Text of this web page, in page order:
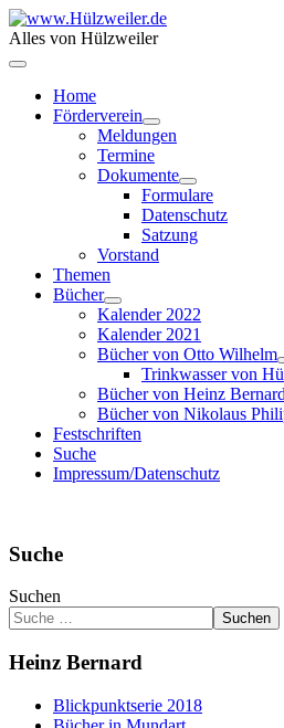
Alles von Hülzweiler
Home
Förderverein
Meldungen
Termine
Dokumente
Formulare
Datenschutz
Satzung
Vorstand
Themen
Bücher
Kalender 2022
Kalender 2021
Bücher von Otto Wilhelm
Trinkwasser von
Bücher von Heinz Bernard
Bücher von Nikolaus
Festschriften
Suche
Impressum/Datenschutz
Suche
Suchen
Suchen
Heinz Bernard
Blickpunktserie 2018